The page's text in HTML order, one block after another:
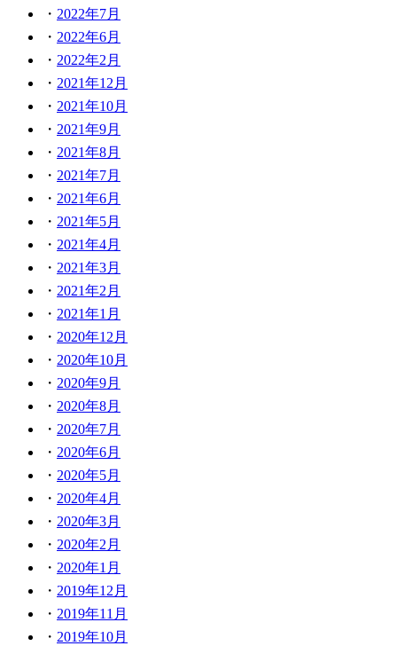
2022年7月
2022年6月
2022年2月
2021年12月
2021年10月
2021年9月
2021年8月
2021年7月
2021年6月
2021年5月
2021年4月
2021年3月
2021年2月
2021年1月
2020年12月
2020年10月
2020年9月
2020年8月
2020年7月
2020年6月
2020年5月
2020年4月
2020年3月
2020年2月
2020年1月
2019年12月
2019年11月
2019年10月